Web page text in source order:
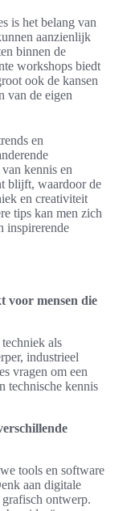
is het belang van
aanzienlijk
binnen de
workshops biedt
ook de kansen
van de eigen
en
kennis en
blijft, waardoor de
en creativiteit
tips kan men zich
inspirerende
voor mensen die
als
industrieel
vragen om een
technische kennis
tools en software
aan digitale
ontwerp.